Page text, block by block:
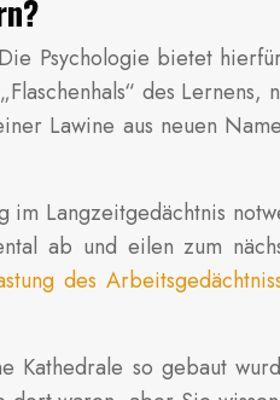
Psychologie bietet
des
Lawine aus neuen
Langzeitgedächtnis
ab und eilen zum
des
Kathedrale so gebaut